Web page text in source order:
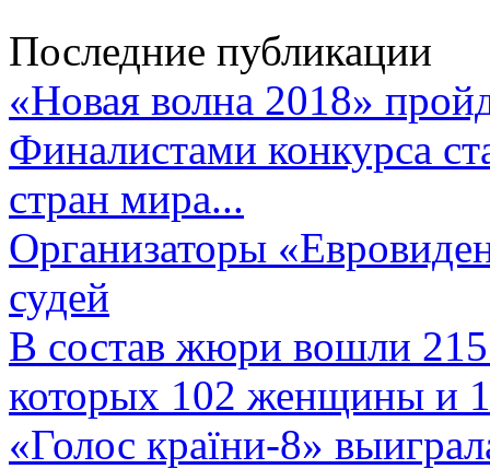
Последние публикации
«Новая волна 2018»
Финалистами конкурса
стран мира...
Организаторы
судей
В состав жюри вошли 215
которых 102 женщины и
«Голос країни-8»